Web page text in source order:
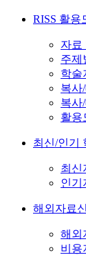
RISS 활용
자료
주제
학술
복사
복사
활용
최신/인기
최신
인기
해외자료
해외
비용